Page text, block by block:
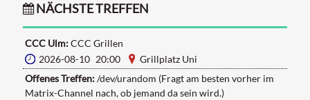
NÄCHSTE TREFFEN
CCC Ulm:CCC Grillen
2026-08-10 20:00
Grillplatz Uni
Offenes Treffen:/dev/urandom (Fragt am besten vorher im
Matrix-Channel nach, ob jemand da sein wird.)